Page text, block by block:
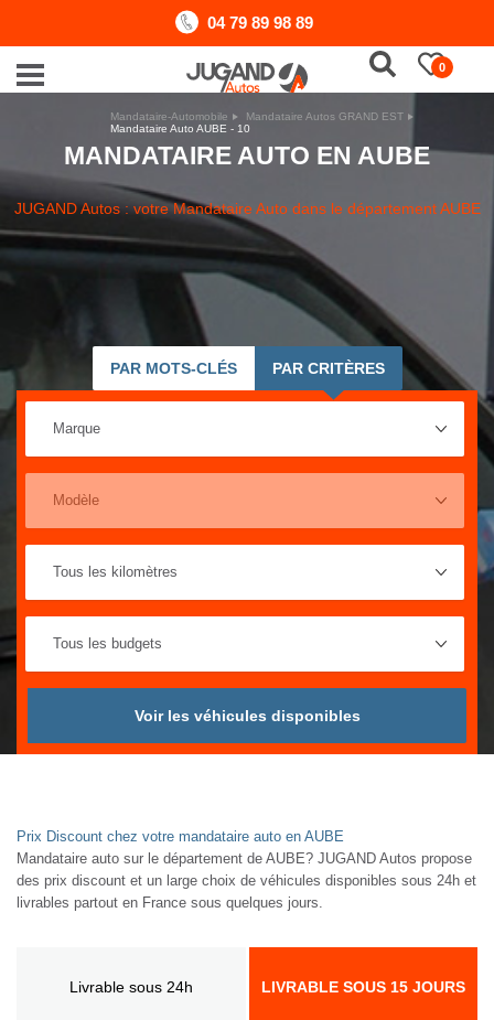
04 79 89 98 89
0
Mandataire-Automobile
Mandataire Autos GRAND EST
Mandataire Auto AUBE - 10
MANDATAIRE AUTO EN AUBE
JUGAND Autos : votre Mandataire Auto dans le département AUBE
PAR MOTS-CLÉS PAR CRITÈRES
Voir les véhicules disponibles
Prix Discount chez votre mandataire auto en AUBE
Mandataire auto sur le département de AUBE? JUGAND Autos propose
des prix discount et un large choix de véhicules disponibles sous 24h et
livrables partout en France sous quelques jours.
Livrable sous 24h LIVRABLE SOUS 15 JOURS